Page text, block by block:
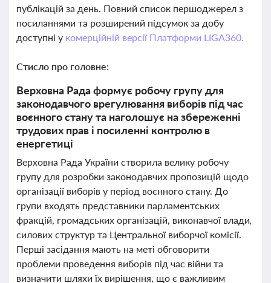
публікацій за день. Повний список першоджерел з
посиланнями та розширений підсумок за добу
доступні у комерційній версії Платформи LIGA360.
Стисло про головне:
Верховна Рада формує робочу групу для
законодавчого врегулювання виборів під час
воєнного стану та наголошує на збереженні
трудових прав і посиленні контролю в
енергетиці
Верховна Рада України створила велику робочу
групу для розробки законодавчих пропозицій щодо
організації виборів у період воєнного стану. До
групи входять представники парламентських
фракцій, громадських організацій, виконавчої влади,
силових структур та Центральної виборчої комісії.
Перші засідання мають на меті обговорити
проблеми проведення виборів під час війни та
визначити шляхи їх вирішення, що є важливим